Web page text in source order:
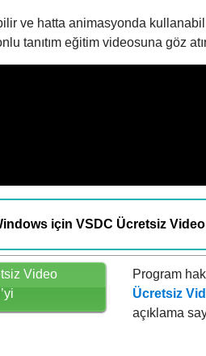
ve hatta animasyonda
tanıtım eğitim videosuna göz
için VSDC Ücretsiz
Video
Program
Ücretsiz
açıklama